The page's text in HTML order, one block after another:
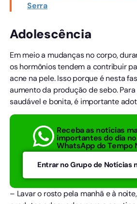
Serra
Adolescência
Em meio a mudanças no corpo,
os hormônios tendem a contribuir
acne na pele. Isso porque é nesta
aumento da produção de sebo.
saudável e bonita, é importante
Receba as notícias
importantes do dia
WhatsApp do Tempo
Entrar no Grupo de Notícias
– Lavar o rosto pela manhã e à